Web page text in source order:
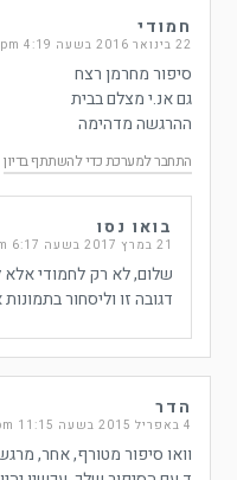
חמודי
22 בינואר 2016 בשעה 4:19 pm
סיפור מחרמן רצח
גם אנ.י מצלם בבית
ההרגשה מדהימה
התחבר למערכת כדי להשתתף בדיון
בואו נסו
21 במרץ 2017 בשעה 6:17 pm
שלום, לא רק לחמודי אלא
דגובה זו וליסחור
הדר
4 באפריל 2015 בשעה 11:15 pm
וואו סיפור מטורף, אחר,